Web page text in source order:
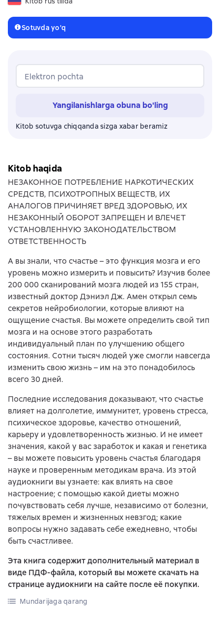
Sotuvda yo'q
Elektron pochta
Yangilanishlarga obuna bo'ling
Kitob sotuvga chiqqanda sizga xabar beramiz
Kitob haqida
НЕЗАКОННОЕ ПОТРЕБЛЕНИЕ НАРКОТИЧЕСКИХ
СРЕДСТВ, ПСИХОТРОПНЫХ ВЕЩЕСТВ, ИХ
АНАЛОГОВ ПРИЧИНЯЕТ ВРЕД ЗДОРОВЬЮ, ИХ
НЕЗАКОННЫЙ ОБОРОТ ЗАПРЕЩЕН И ВЛЕЧЕТ
УСТАНОВЛЕННУЮ ЗАКОНОДАТЕЛЬСТВОМ
ОТВЕТСТВЕННОСТЬ
А вы знали, что счастье – это функция мозга и его
уровень можно измерить и повысить? Изучив более
200 000 сканирований мозга людей из 155 стран,
известный доктор Дэниэл Дж. Амен открыл семь
секретов нейробиологии, которые влияют на
ощущение счастья. Вы можете определить свой тип
мозга и на основе этого разработать
индивидуальный план по улучшению общего
состояния. Cотни тысяч людей уже смогли навсегда
изменить свою жизнь – им на это понадобилось
всего 30 дней.
Последние исследования доказывают, что счастье
влияет на долголетие, иммунитет, уровень стресса,
психическое здоровье, качество отношений,
карьеру и удовлетворенность жизнью. И не имеет
значения, какой у вас заработок и какая и генетика
– вы можете повысить уровень счастья благодаря
науке и проверенным методикам врача. Из этой
аудиокниги вы узнаете: как влиять на свое
настроение; с помощью какой диеты можно
почувствовать себя лучше, независимо от болезни,
тяжелых времен и жизненных невзгод; какие
вопросы нужно задавать себе ежедневно, чтобы
быть счастливее.
Эта книга содержит дополнительный материал в
виде ПДФ-файла, который вы можете скачать на
странице аудиокниги на сайте после её покупки.
Mundarijaga qarang